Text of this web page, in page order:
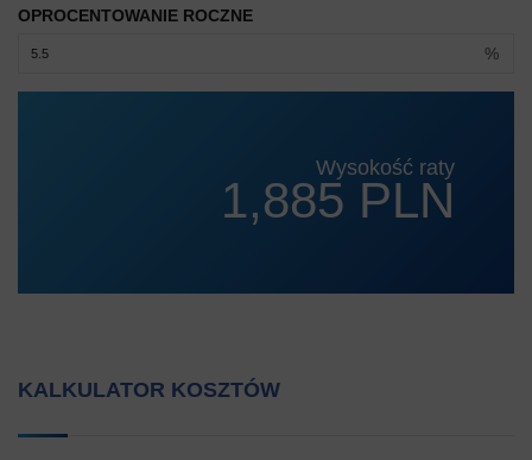
OPROCENTOWANIE ROCZNE
%
Wysokość raty
1,885 PLN
KALKULATOR KOSZTÓW